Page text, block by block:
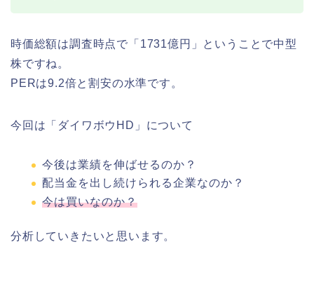
時価総額は調査時点で「1731億円」ということで中型
株ですね。
PERは9.2倍と割安の水準です。
今回は「ダイワボウHD」について
今後は業績を伸ばせるのか？
配当金を出し続けられる企業なのか？
今は買いなのか？
分析していきたいと思います。